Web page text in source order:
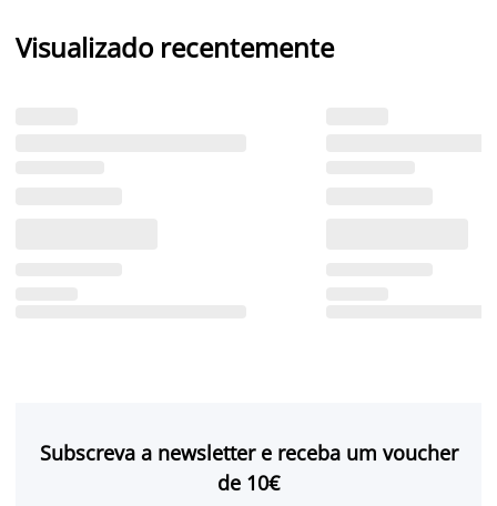
Visualizado recentemente
Subscreva a newsletter e receba um voucher
de 10€